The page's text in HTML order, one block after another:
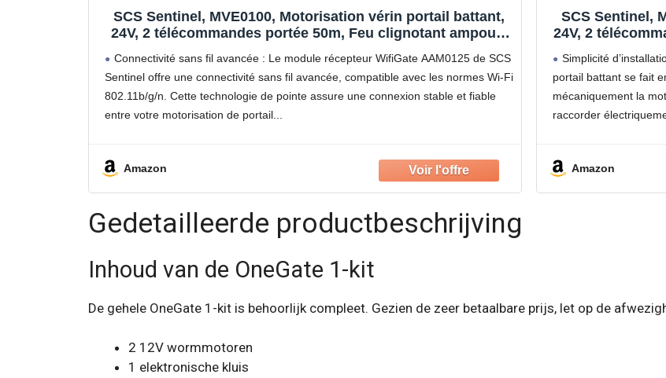
SCS Sentinel, MVE0100, Motorisation vérin portail battant,
24V, 2 télécommandes portée 50m, Feu clignotant ampoule
Connectivité sans fil avancée : Le module récepteur WifiGate AAM0125 de SCS
Sentinel offre une connectivité sans fil avancée, compatible avec les normes Wi-Fi
802.11b/g/n. Cette technologie de pointe assure une connexion stable et fiable
entre votre motorisation de portail
Amazon
SCS Sentinel,
24V, 2
Simplicité
portail battant se fait
mécaniquement la
raccorder
Amazon
Gedetailleerde productbeschrijving
Inhoud van de OneGate 1-kit
De gehele OneGate 1-kit is behoorlijk compleet. Gezien de zeer betaalbare prijs, let op de
2 12V wormmotoren
1 elektronische kluis